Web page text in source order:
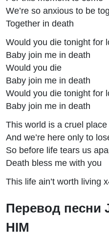
We’re so anxious to be
Together in death
Would you die tonight for
Baby join me in death
Would you die
Baby join me in death
Would you die tonight for
Baby join me in death
This world is a cruel place
And we’re here only to
So before life tears us
Death bless me with you
This life ain’t worth living
Перевод песни
HIM